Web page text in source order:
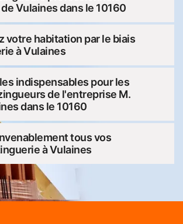
Vulaines dans le 10160
votre habitation par le biais
à Vulaines
indispensables pour les
de l'entreprise M.
dans le 10160
tous vos
à Vulaines